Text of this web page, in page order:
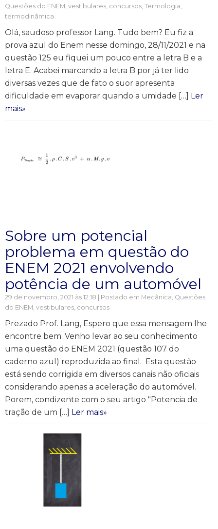
Questões do ENEM, vestibulares, concursos, Termologia,
termodinâmica
Olá, saudoso professor Lang. Tudo bem? Eu fiz a
prova azul do Enem nesse domingo, 28/11/2021 e na
questão 125 eu fiquei um pouco entre a letra B e a
letra E. Acabei marcando a letra B por já ter lido
diversas vezes que de fato o suor apresenta
dificuldade em evaporar quando a umidade […] Ler
mais»
Sobre um potencial
problema em questão do
ENEM 2021 envolvendo
potência de um automóvel
29 de novembro, 2021 às 12:18 | Postado em Mecânica, Questões
do ENEM, vestibulares, concursos
Prezado Prof. Lang, Espero que essa mensagem lhe
encontre bem. Venho levar ao seu conhecimento
uma questão do ENEM 2021 (questão 107 do
caderno azul) reproduzida ao final. Esta questão
está sendo corrigida em diversos canais não oficiais
considerando apenas a aceleração do automóvel.
Porem, condizente com o seu artigo "Potencia de
tração de um […] Ler mais»